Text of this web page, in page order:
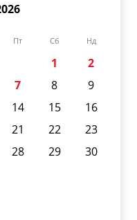
Пт Сб Нд
1
2
7 8
9
14 15
16
21 22
23
28 29
30